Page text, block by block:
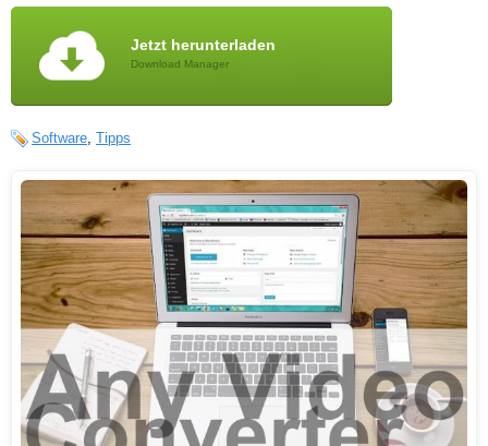
Jetzt herunterladen
Download Manager
Software Tipps